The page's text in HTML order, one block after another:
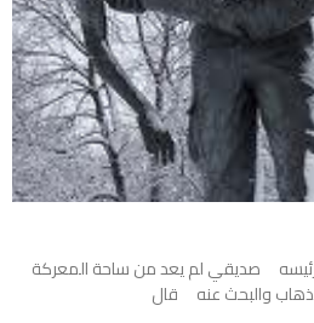
صديقي لم يعد من ساحة المعركة
والبحث عنه قال